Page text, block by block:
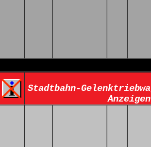
Stadtbahn-